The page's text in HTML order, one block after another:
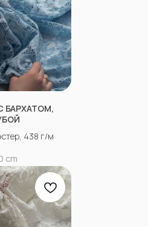
БАРХАТОМ,
438 г/м
cm